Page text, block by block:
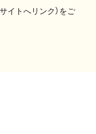
サイトへリンク）をご